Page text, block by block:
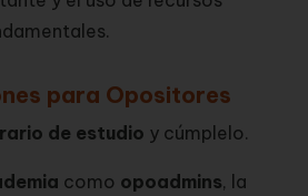
para Opositores
de estudio y cúmplelo.
como opoadmins, la